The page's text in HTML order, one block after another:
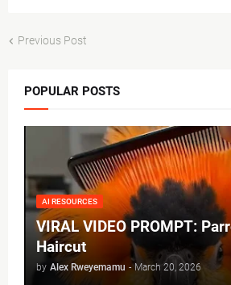
Previous Post
POPULAR POSTS
AI RESOURCES
VIRAL VIDEO PROMPT:
Haircut
by Alex Rweyemamu - March 20, 2026